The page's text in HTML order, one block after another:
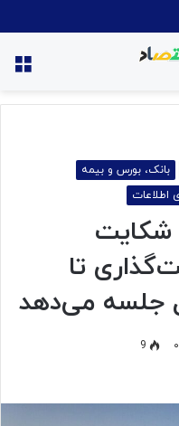
بانک، بورس و بیمه
اطلاعات
شکایت
تا
جلسه می‌دهد
۰
9